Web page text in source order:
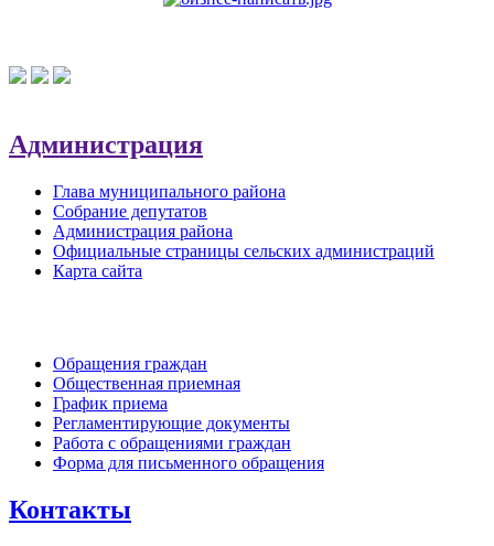
Администрация
Глава муниципального района
Собрание депутатов
Администрация района
Официальные страницы сельских администраций
Карта сайта
Обращения граждан
Общественная приемная
График приема
Регламентирующие документы
Работа с обращениями граждан
Форма для письменного обращения
Контакты